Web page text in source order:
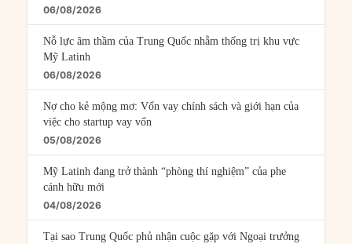
06/08/2026
Nỗ lực âm thầm của Trung Quốc nhằm thống trị khu vực
Mỹ Latinh
06/08/2026
Nợ cho kẻ mộng mơ: Vốn vay chính sách và giới hạn của
việc cho startup vay vốn
05/08/2026
Mỹ Latinh đang trở thành “phòng thí nghiệm” của phe
cánh hữu mới
04/08/2026
Tại sao Trung Quốc phủ nhận cuộc gặp với Ngoại trưởng